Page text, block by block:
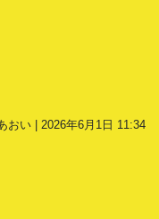
おい | 2026年6月1日 11:34